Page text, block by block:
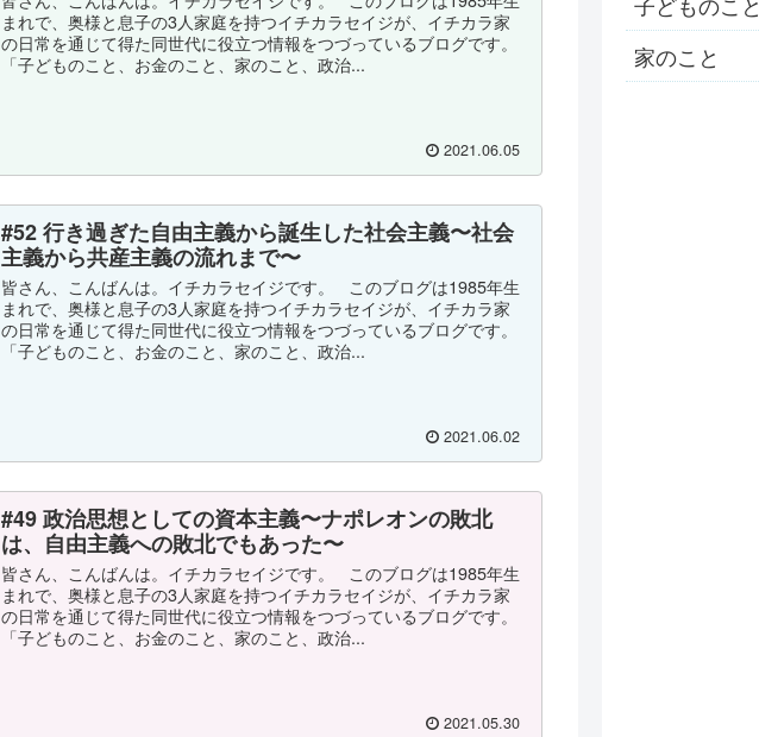
まれで、奥様と息子の3人家庭を持つイチカラセイジが、イチカラ家
の日常を通じて得た同世代に役立つ情報をつづっているブログです。
「子どものこと、お金のこと、家のこと、政治...
2021.06.05
#52 行き過ぎた自由主義から誕生した社会主義〜社会
主義から共産主義の流れまで〜
皆さん、こんばんは。イチカラセイジです。 このブログは1985年生
まれで、奥様と息子の3人家庭を持つイチカラセイジが、イチカラ家
の日常を通じて得た同世代に役立つ情報をつづっているブログです。
「子どものこと、お金のこと、家のこと、政治...
2021.06.02
#49 政治思想としての資本主義〜ナポレオンの敗北
は、自由主義への敗北でもあった〜
皆さん、こんばんは。イチカラセイジです。 このブログは1985年生
まれで、奥様と息子の3人家庭を持つイチカラセイジが、イチカラ家
の日常を通じて得た同世代に役立つ情報をつづっているブログです。
「子どものこと、お金のこと、家のこと、政治...
2021.05.30
家のこと